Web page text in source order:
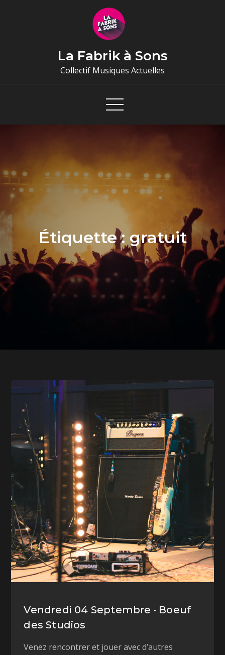
La Fabrik à Sons
Collectif Musiques Actuelles
Étiquette : gratuit
Vendredi 04 Septembre · Boeuf
des Studios
Venez rencontrer et jouer avec d’autres